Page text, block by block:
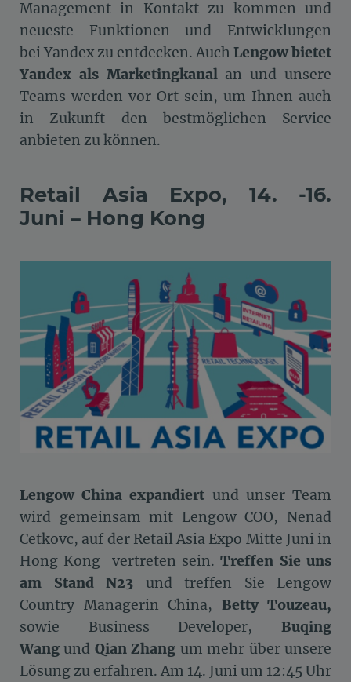
Management in Kontakt zu kommen und
neueste Funktionen und Entwicklungen
bei Yandex zu entdecken. Auch Lengow bietet
Yandex als Marketingkanalan und unsere
Teams werden vor Ort sein, um Ihnen auch
in Zukunft den bestmöglichen Service
anbieten zu können.
Retail Asia Expo, 14. -16.
Juni – Hong Kong
Lengow China expandiert und unser Team
wird gemeinsam mit Lengow COO, Nenad
Cetkovc, auf der Retail Asia Expo Mitte Juni in
Hong Kong vertreten sein.Treffen Sie uns
am Stand N23 und treffen Sie Lengow
Country Managerin China, Betty Touzeau,
sowie Business Developer, Buqing
Wang und Qian Zhang um mehr über unsere
Lösung zu erfahren. Am 14. Juni um 12:45 Uhr